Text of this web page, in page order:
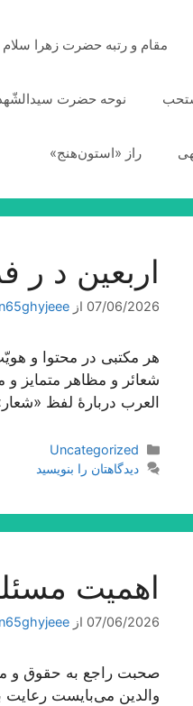
مقام و رتبه حضرت زهرا سلام
نوحه حضرت
راز «استون‌هنج»
اربعین د ر
07/06/2026 از
هر مکتبی در محتوا و
شعائر و مظاهر متمایز
العرب دربارۀ لفظ
دسته‌ها
Uncategorized
دیدگاهتان را بنویسید
اهمیت
07/06/2026 از
صحبت راجع به حقوق و
والدین می‌بایست